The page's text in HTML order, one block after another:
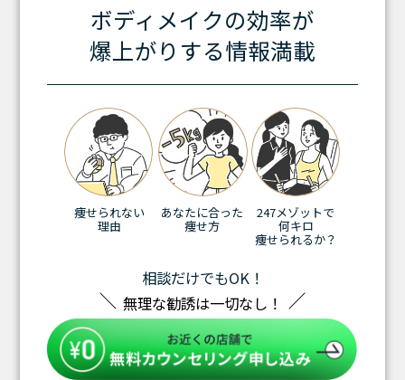
ボディメイクの効率が
爆上がりする情報満載
痩せられない
理由
あなたに合った
痩せ方
247メゾットで
何キロ
痩せられるか？
相談だけでもOK！
無理な勧誘は一切なし！